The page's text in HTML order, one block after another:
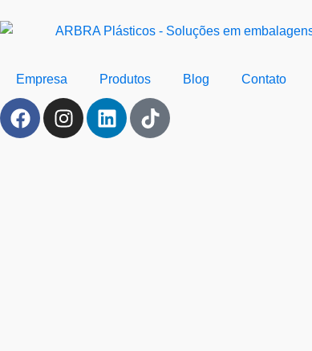
Empresa Produtos Blog Contato